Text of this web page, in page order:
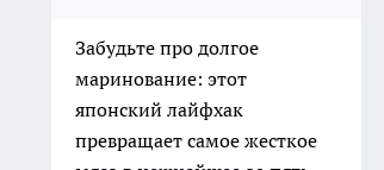
Забудьте про долгое
маринование: этот
японский лайфхак
превращает самое жесткое